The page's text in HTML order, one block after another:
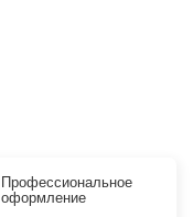
Профессиональное
оформление